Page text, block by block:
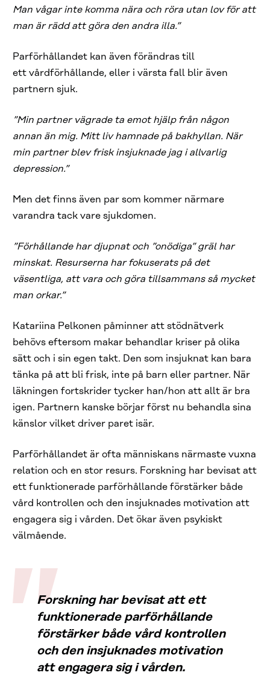
Man vågar inte komma nära och röra utan lov för att
man är rädd att göra den andra illa.”
Parförhållandet kan även förändras till
ett vårdförhållande, eller i värsta fall blir även
partnern sjuk.
”Min partner vägrade ta emot hjälp från någon
annan än mig. Mitt liv hamnade på bakhyllan. När
min partner blev frisk insjuknade jag i allvarlig
depression.”
Men det finns även par som kommer närmare
varandra tack vare sjukdomen.
”Förhållande har djupnat och ”onödiga” gräl har
minskat. Resurserna har fokuserats på det
väsentliga, att vara och göra tillsammans så mycket
man orkar.”
Katariina Pelkonen påminner att stödnätverk
behövs eftersom makar behandlar kriser på olika
sätt och i sin egen takt. Den som insjuknat kan bara
tänka på att bli frisk, inte på barn eller partner. När
läkningen fortskrider tycker han/hon att allt är bra
igen. Partnern kanske börjar först nu behandla sina
känslor vilket driver paret isär.
Parförhållandet är ofta människans närmaste vuxna
relation och en stor resurs. Forskning har bevisat att
ett funktionerade parförhållande förstärker både
vård kontrollen och den insjuknades motivation att
engagera sig i vården. Det ökar även psykiskt
välmående.
Forskning har bevisat att ett
funktionerade parförhållande
förstärker både vård kontrollen
och den insjuknades motivation
att engagera sig i vården.